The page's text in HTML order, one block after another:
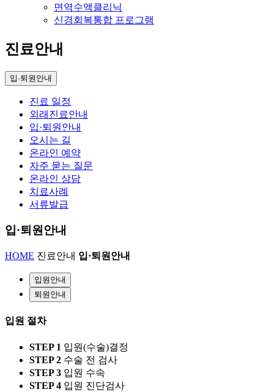
면역수액클리닉
신경회복통합 프로그램
진료안내
입·퇴원안내
진료 일정
외래진료안내
입·퇴원안내
오시는 길
온라인 예약
자주 묻는 질문
온라인 상담
치료사례
서류발급
입·퇴원안내
HOME 진료안내 입·퇴원안내
입원안내
퇴원안내
입원 절차
STEP 1 입원(수술)결정
STEP 2 수술 전 검사
STEP 3 입원 수속
STEP 4 입원 진단검사